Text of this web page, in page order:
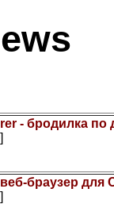
- бродилка по
браузер для